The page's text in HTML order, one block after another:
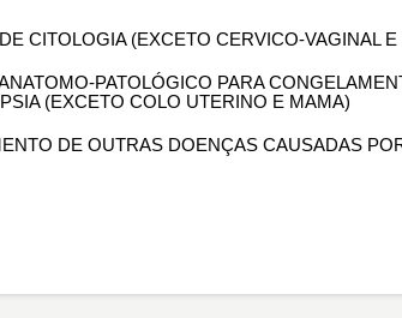
CITOLOGIA (EXCETO CERVICO-VAGINAL
PATOLÓGICO PARA
(EXCETO COLO UTERINO E MAMA)
DE OUTRAS DOENÇAS CAUSADAS